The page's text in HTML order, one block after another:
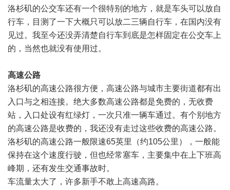
洛杉矶的公交车还有一个很特别的地方，就是车头可以放自
行车，目测了一下大概只可以放二三辆自行车，在国内没有
见过。我至今还没弄清楚自行车到底是怎样固定在公交车上
的，当然也就没有使用过。
高速公路
洛杉矶的高速公路很方便，高速公路与城市主要街道都有出
入口与之相连接。绝大多数高速公路都是免费的，无收费
站，入口处设有红绿灯，一次只准一辆车通过。有个别地方
的高速公路是收费的，我还没有走过这些收费的高速公路。
洛杉矶的高速公路一般限速65英里（约105公里），一般能
保持在这个速度行驶，但也经常塞车，主要集中在上下班高
峰期，还有发生交通事故时。
车流量太大了，许多新手不敢上高速高路。